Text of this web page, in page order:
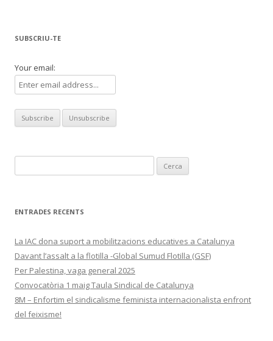
SUBSCRIU-TE
Your email:
ENTRADES RECENTS
La IAC dona suport a mobilitzacions educatives a Catalunya
Davant l’assalt a la flotilla -Global Sumud Flotilla (GSF)
Per Palestina, vaga general 2025
Convocatòria 1 maig Taula Sindical de Catalunya
8M – Enfortim el sindicalisme feminista internacionalista enfront
del feixisme!